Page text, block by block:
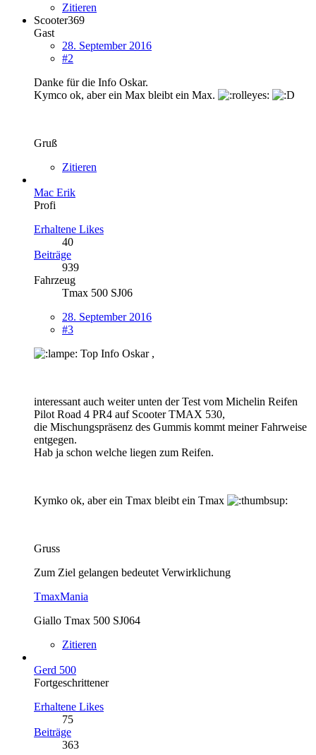
Zitieren
Scooter369
Gast
28. September 2016
#2
Danke für die Info Oskar.
Kymco ok, aber ein Max bleibt ein Max.
Gruß
Zitieren
Mac Erik
Profi
Erhaltene Likes
40
Beiträge
939
Fahrzeug
Tmax 500 SJ06
28. September 2016
#3
Top Info Oskar ,
interessant auch weiter unten der Test vom Michelin Reifen
Pilot Road 4 PR4 auf Scooter TMAX 530,
die Mischungspräsenz des Gummis kommt meiner Fahrweise
entgegen.
Hab ja schon welche liegen zum Reifen.
Kymko ok, aber ein Tmax bleibt ein Tmax
Gruss
Zum Ziel gelangen bedeutet Verwirklichung
TmaxMania
Giallo Tmax 500 SJ064
Zitieren
Gerd 500
Fortgeschrittener
Erhaltene Likes
75
Beiträge
363